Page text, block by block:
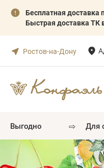
Бесплатная доставка
Быстрая доставка ТК
Ростов-на-Дону
выгодно ⇨ для